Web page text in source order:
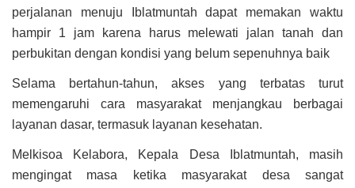
perjalanan menuju Iblatmuntah dapat memakan waktu
hampir 1 jam karena harus melewati jalan tanah dan
perbukitan dengan kondisi yang belum sepenuhnya baik
Selama bertahun-tahun, akses yang terbatas turut
memengaruhi cara masyarakat menjangkau berbagai
layanan dasar, termasuk layanan kesehatan.
Melkisoa Kelabora, Kepala Desa Iblatmuntah, masih
mengingat masa ketika masyarakat desa sangat